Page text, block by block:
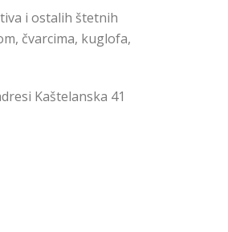
i ostalih štetnih
čvarcima, kuglofa,
Kaštelanska 41